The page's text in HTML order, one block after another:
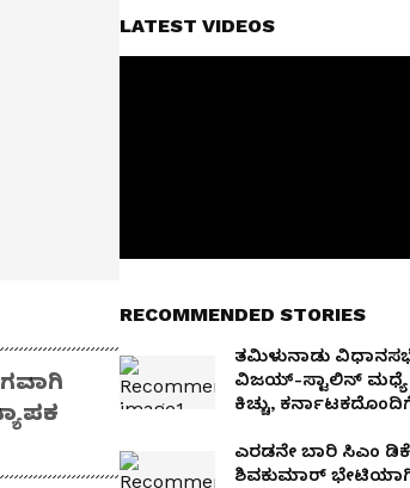
LATEST VIDEOS
RECOMMENDED STORIES
ತಮಿಳುನಾಡು
ವಿಜಯ್-ಸ್ಟಾಲಿನ್ ಮಧ್ಯೆ
ಕಿಚ್ಚು,
ಎರಡನೇ ಬಾರಿ ಸಿಎಂ ಡಿಕೆ
ಶಿವಕುಮಾರ್